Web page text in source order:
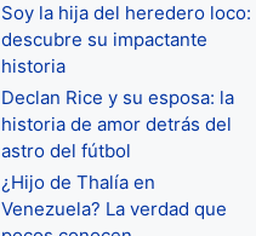
Soy la hija del heredero loco:
descubre su impactante
historia
Declan Rice y su esposa: la
historia de amor detrás del
astro del fútbol
¿Hijo de Thalía en
Venezuela? La verdad que